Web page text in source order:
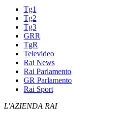
Tg1
Tg2
Tg3
GRR
TgR
Televideo
Rai News
Rai Parlamento
GR Parlamento
Rai Sport
L'AZIENDA RAI